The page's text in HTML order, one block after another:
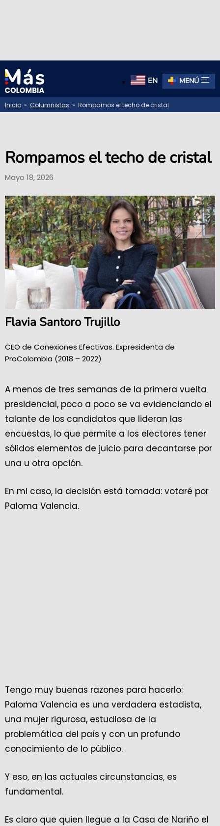
EN MENÚ
Inicio » Columnistas » Rompamos el techo de cristal
Rompamos el techo de cristal
Mayo 18, 2026
Flavia Santoro Trujillo
CEO de Conexiones Efectivas. Expresidenta de
ProColombia (2018 – 2022)
A menos de tres semanas de la primera vuelta
presidencial, poco a poco se va evidenciando el
talante de los candidatos que lideran las
encuestas, lo que permite a los electores tener
sólidos elementos de juicio para decantarse por
una u otra opción.
En mi caso, la decisión está tomada: votaré por
Paloma Valencia.
Tengo muy buenas razones para hacerlo:
Paloma Valencia es una verdadera estadista,
una mujer rigurosa, estudiosa de la
problemática del país y con un profundo
conocimiento de lo público.
Y eso, en las actuales circunstancias, es
fundamental.
Es claro que quien llegue a la Casa de Nariño el